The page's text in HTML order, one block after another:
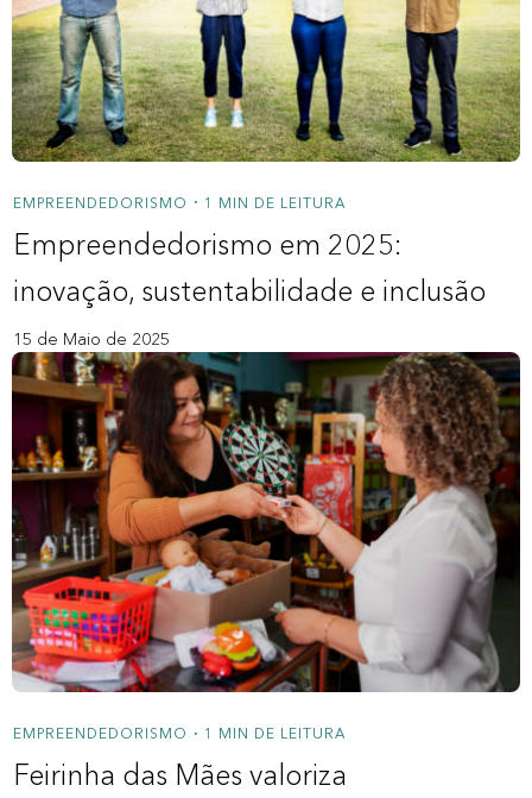
Novidades
Para você
Crédito Consignado Privado
Saque Aniversário FGTS
Para a sua empresa
Bank As A Service
Crédito Pessoa Jurídica
A Zipdin
Sobre a Zipdin
Política de privacidade
Contato
Nossos Redatores
EMPREENDEDORISMO • 1 MIN DE LEITURA
Empreendedorismo em 2025:
inovação, sustentabilidade e inclusão
15 de Maio de 2025
EMPREENDEDORISMO • 1 MIN DE LEITURA
Feirinha das Mães valoriza